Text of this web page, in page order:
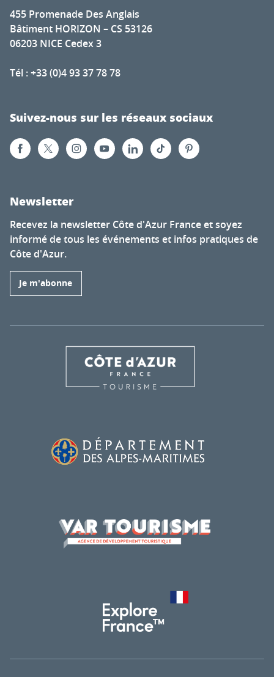
455 Promenade Des Anglais
Bâtiment HORIZON – CS 53126
06203 NICE Cedex 3
Tél : +33 (0)4 93 37 78 78
Suivez-nous sur les réseaux sociaux
Newsletter
Recevez la newsletter Côte d'Azur France et soyez
informé de tous les événements et infos pratiques de
Côte d'Azur.
Je m'abonne